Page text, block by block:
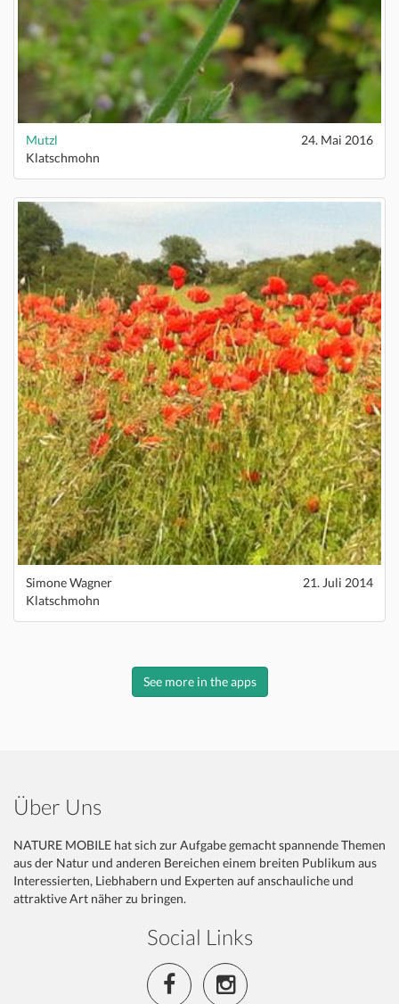
Mutzl
24. Mai 2016
Klatschmohn
Simone Wagner
21. Juli 2014
Klatschmohn
See more in the apps
Über Uns
NATURE MOBILE hat sich zur Aufgabe gemacht spannende Themen
aus der Natur und anderen Bereichen einem breiten Publikum aus
Interessierten, Liebhabern und Experten auf anschauliche und
attraktive Art näher zu bringen.
Social Links